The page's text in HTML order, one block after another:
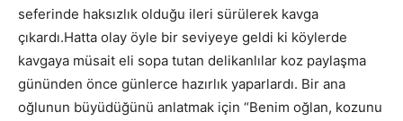
seferinde haksızlık olduğu ileri sürülerek kavga
çıkardı.Hatta olay öyle bir seviyeye geldi ki köylerde
kavgaya müsait eli sopa tutan delikanlılar koz paylaşma
gününden önce günlerce hazırlık yaparlardı. Bir ana
oğlunun büyüdüğünü anlatmak için “Benim oğlan, kozunu